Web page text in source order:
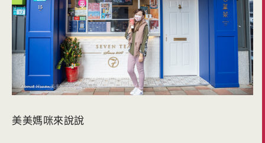
美美媽咪來說說